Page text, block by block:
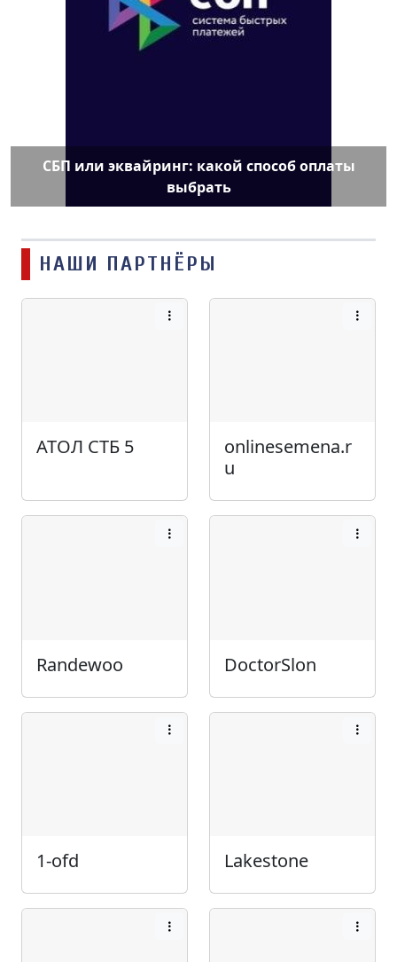
СБП или эквайринг: какой способ оплаты
выбрать
НАШИ ПАРТНЁРЫ
АТОЛ СТБ 5
onlinesemena.r
u
Randewoo DoctorSlon
1-ofd Lakestone